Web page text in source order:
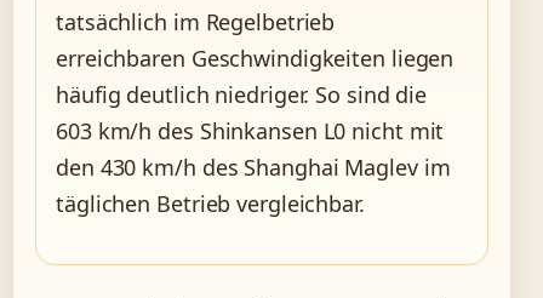
tatsächlich im Regelbetrieb
erreichbaren Geschwindigkeiten liegen
häufig deutlich niedriger. So sind die
603 km/h des Shinkansen L0 nicht mit
den 430 km/h des Shanghai Maglev im
täglichen Betrieb vergleichbar.